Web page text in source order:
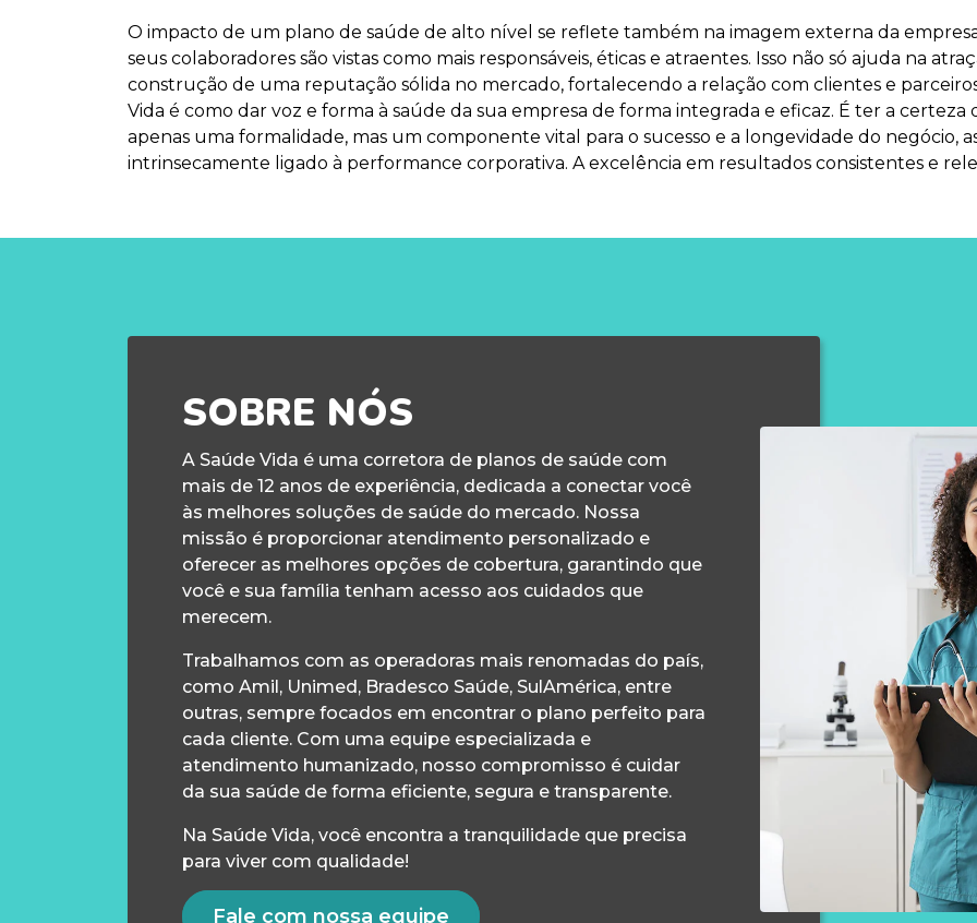
O impacto de um plano de saúde de alto nível se reflete também na imagem externa da
seus colaboradores são vistas como mais responsáveis, éticas e atraentes. Isso não só ajuda na
construção de uma reputação sólida no mercado, fortalecendo a relação com clientes e
Vida é como dar voz e forma à saúde da sua empresa de forma integrada e eficaz. É ter a
apenas uma formalidade, mas um componente vital para o sucesso e a longevidade do negócio,
intrinsecamente ligado à performance corporativa. A excelência em resultados consistentes e
SOBRE NÓS
A Saúde Vida é uma corretora de planos de saúde com
mais de 12 anos de experiência, dedicada a conectar você
às melhores soluções de saúde do mercado. Nossa
missão é proporcionar atendimento personalizado e
oferecer as melhores opções de cobertura, garantindo que
você e sua família tenham acesso aos cuidados que
merecem.
Trabalhamos com as operadoras mais renomadas do país,
como Amil, Unimed, Bradesco Saúde, SulAmérica, entre
outras, sempre focados em encontrar o plano perfeito para
cada cliente. Com uma equipe especializada e
atendimento humanizado, nosso compromisso é cuidar
da sua saúde de forma eficiente, segura e transparente.
Na Saúde Vida, você encontra a tranquilidade que precisa
para viver com qualidade!
Fale com nossa equipe